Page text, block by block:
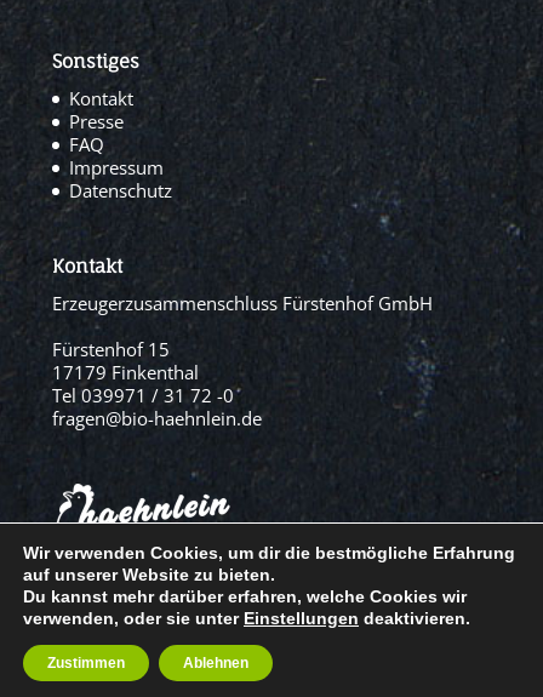
Sonstiges
Kontakt
Presse
FAQ
Impressum
Datenschutz
Kontakt
Erzeugerzusammenschluss Fürstenhof GmbH
Fürstenhof 15
17179 Finkenthal
Tel 039971 / 31 72 -0
fragen@bio-haehnlein.de
© Erzeugerzusammenschluss Fürstenhof, 2021
Wir verwenden Cookies, um dir die bestmögliche Erfahrung
auf unserer Website zu bieten.
Du kannst mehr darüber erfahren, welche Cookies wir
verwenden, oder sie unter Einstellungen deaktivieren.
Zustimmen Ablehnen